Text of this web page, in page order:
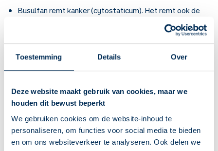
Toestemming Details Over
Deze website maakt gebruik van cookies, maar we
houden dit bewust beperkt
We gebruiken cookies om de website-inhoud te
personaliseren, om functies voor social media te bieden
en om ons websiteverkeer te analyseren. Ook delen we
Busulfan remt kanker (cytostaticum). Het remt ook de
aanmaak van rode bloedcellen en bloedplaatjes.
Bij kanker en bij bepaalde bloedziekten. Verder
voorafgaand aan transplantatie met stamcellen
(stamceltherapie).
Tabletten: heel innemen zonder te kauwen, met een half
Als u busulfan niet elke dag hoeft te slikken: vraag een
doseerschema met de dagen waarop u busulfan moet
slikken.
Infuus: u krijgt dit meestal in het ziekenhuis.
Bijwerkingen die u direct kunt merken: hoofdpijn,